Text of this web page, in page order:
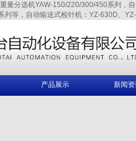
量分选机YAW-150/220/300/450系列
列等，自动输送式检针机：YZ-630D、
产品展示 新闻